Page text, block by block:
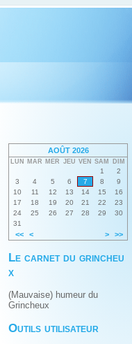
AOÛT 2026
LUN MAR MER JEU VEN SAM DIM
1
2
3
4 5 6 7 8
9
10
11 12 13 14 15
16
17
18 19 20 21 22
23
24
25 26 27 28 29
30
31
<< < > >>
Le carnet du grincheu
x
(Mauvaise) humeur du
Grincheux
Outils utilisateur